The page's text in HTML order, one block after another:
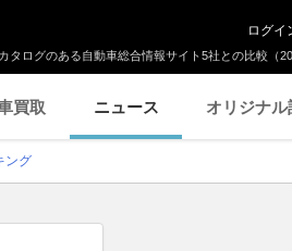
タログのある自動車総合情報サイト5社との比較（
ログイ
買取 ニュース オリジナル
ング